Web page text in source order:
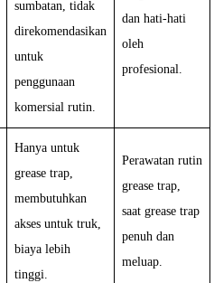
sumbatan, tidak
direkomendasikan
untuk
penggunaan
komersial rutin.
dan hati-hati
oleh
profesional.
Hanya untuk
grease trap,
membutuhkan
akses untuk truk,
biaya lebih
tinggi.
Perawatan rutin
grease trap,
saat grease trap
penuh dan
meluap.